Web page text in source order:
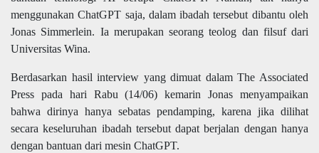
menggunakan ChatGPT saja, dalam ibadah tersebut dibantu oleh
Jonas Simmerlein. Ia merupakan seorang teolog dan filsuf dari
Universitas Wina.
Berdasarkan hasil interview yang dimuat dalam The Associated
Press pada hari Rabu (14/06) kemarin Jonas menyampaikan
bahwa dirinya hanya sebatas pendamping, karena jika dilihat
secara keseluruhan ibadah tersebut dapat berjalan dengan hanya
dengan bantuan dari mesin ChatGPT.